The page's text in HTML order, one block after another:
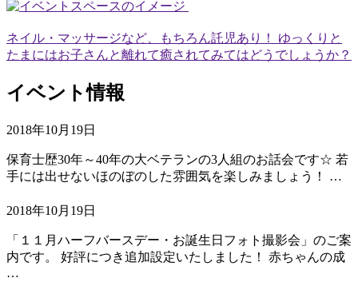
ネイル・マッサージなど、もちろん託児あり！ ゆっくりと
たまにはお子さんと離れて癒されてみてはどうでしょうか？
イベント情報
2018年10月19日
保育士歴30年～40年の大ベテランの3人組のお話会です☆ 若
手には出せないほのぼのした雰囲気を楽しみましょう！ …
2018年10月19日
「１１月ハーフバースデー・お誕生日フォト撮影会」のご案
内です。 好評につき追加設定いたしました！ 赤ちゃんの成
…